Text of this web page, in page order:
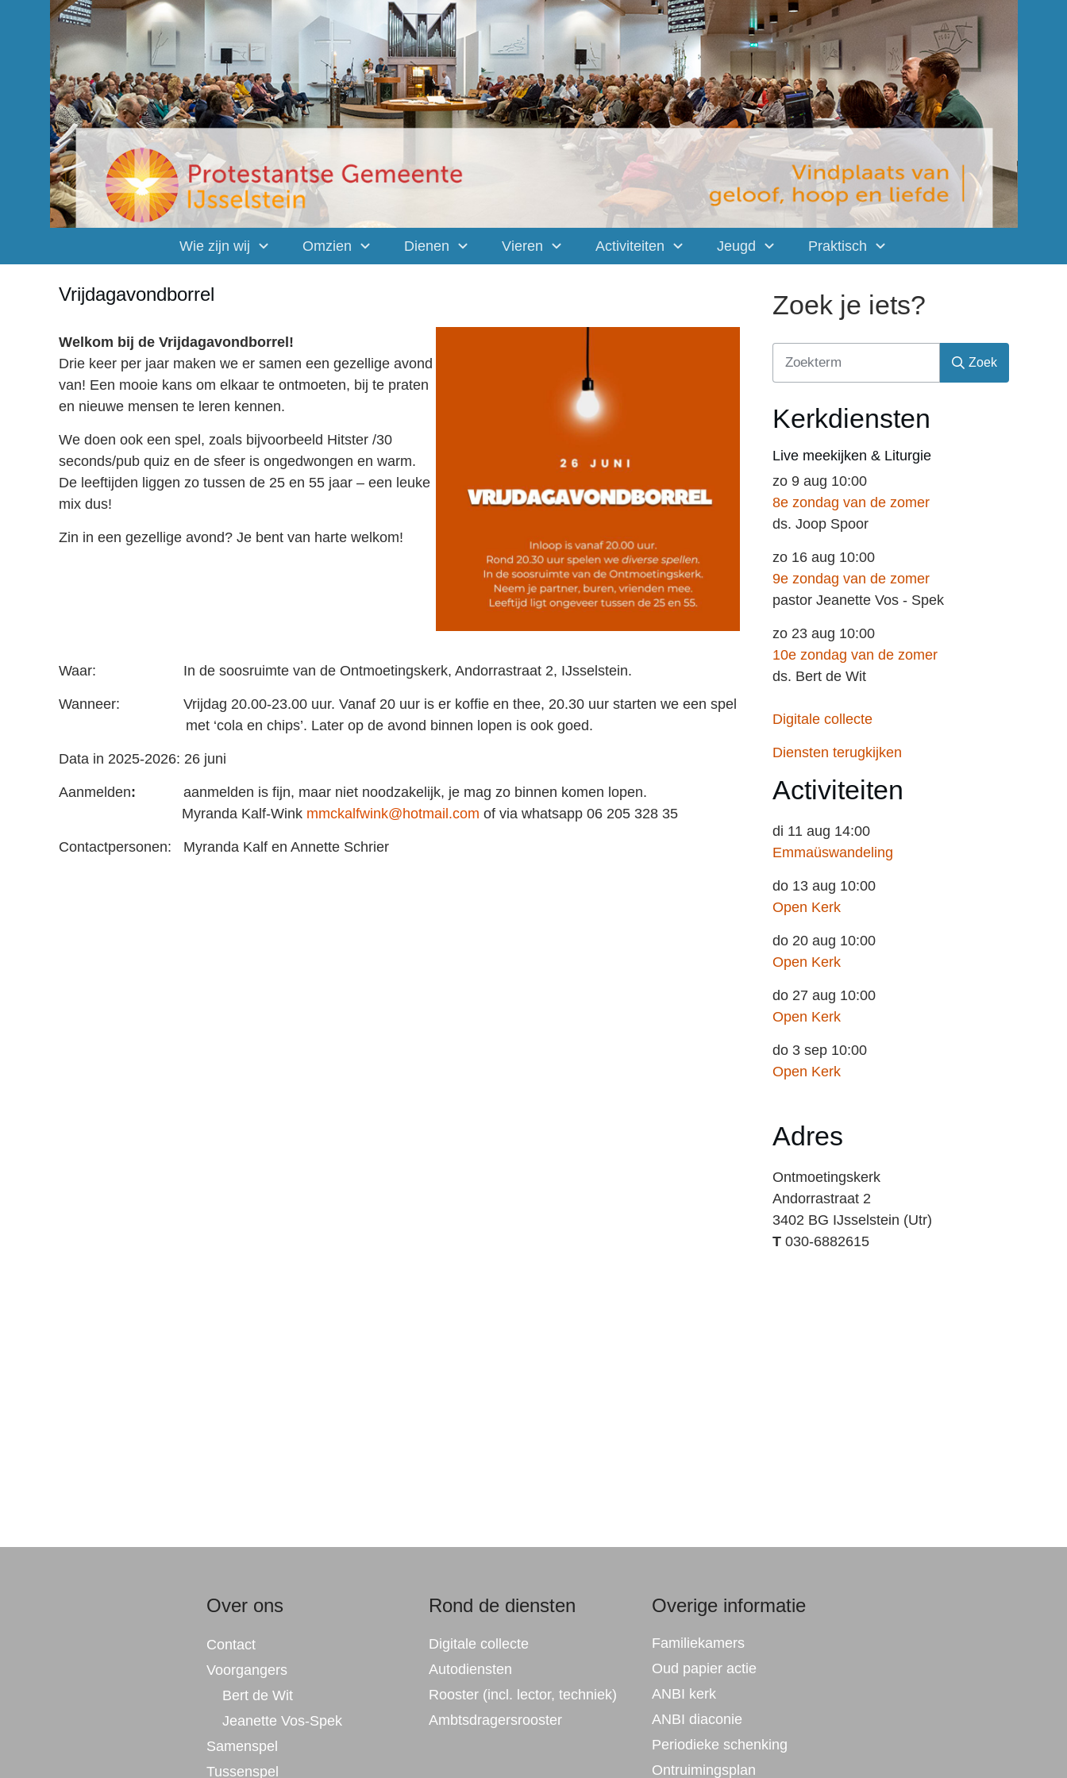
Wie zijn wij Omzien Dienen Vieren Activiteiten Jeugd Praktisch
Vrijdagavondborrel
Welkom bij de Vrijdagavondborrel!
Drie keer per jaar maken we er samen een gezellige avond
van! Een mooie kans om elkaar te ontmoeten, bij te praten
en nieuwe mensen te leren kennen.
We doen ook een spel, zoals bijvoorbeeld Hitster /30
seconds/pub quiz en de sfeer is ongedwongen en warm.
De leeftijden liggen zo tussen de 25 en 55 jaar – een leuke
mix dus!
Zin in een gezellige avond? Je bent van harte welkom!
Waar: In de soosruimte van de Ontmoetingskerk, Andorrastraat 2, IJsselstein.
Wanneer: Vrijdag 20.00-23.00 uur. Vanaf 20 uur is er koffie en thee, 20.30 uur starten we een spel
met ‘cola en chips’. Later op de avond binnen lopen is ook goed.
Data in 2025-2026: 26 juni
Aanmelden: aanmelden is fijn, maar niet noodzakelijk, je mag zo binnen komen lopen.
Myranda Kalf-Wink mmckalfwink@hotmail.com of via whatsapp 06 205 328 35
Contactpersonen: Myranda Kalf en Annette Schrier
Zoek je iets?
Zoek
Kerkdiensten
Live meekijken & Liturgie
zo 9 aug 10:00
8e zondag van de zomer
ds. Joop Spoor
zo 16 aug 10:00
9e zondag van de zomer
pastor Jeanette Vos - Spek
zo 23 aug 10:00
10e zondag van de zomer
ds. Bert de Wit
Digitale collecte
Diensten terugkijken
Activiteiten
di 11 aug 14:00
Emmaüswandeling
do 13 aug 10:00
Open Kerk
do 20 aug 10:00
Open Kerk
do 27 aug 10:00
Open Kerk
do 3 sep 10:00
Open Kerk
Adres
Ontmoetingskerk
Andorrastraat 2
3402 BG IJsselstein (Utr)
T030-6882615
Over ons
Contact
Voorgangers
Bert de Wit
Jeanette Vos-Spek
Samenspel
Tussenspel
Rond de diensten
Digitale collecte
Autodiensten
Rooster (incl. lector, techniek)
Ambtsdragersrooster
Overige informatie
Familiekamers
Oud papier actie
ANBI kerk
ANBI diaconie
Periodieke schenking
Ontruimingsplan